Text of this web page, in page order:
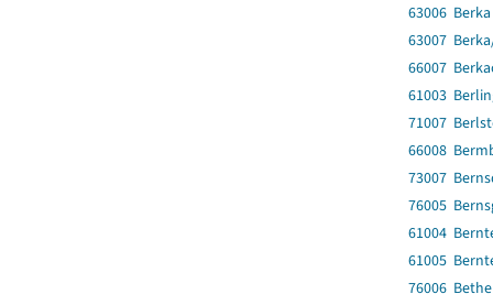
63006
63007
66007
61003
71007
66008
73007
76005
61004
61005
76006